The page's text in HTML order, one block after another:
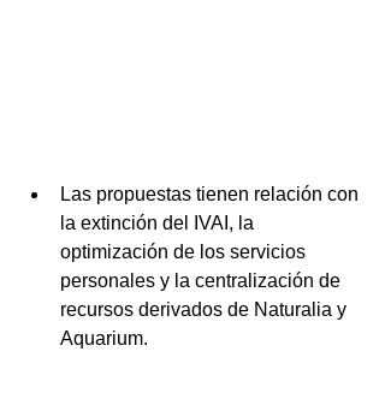
Las propuestas tienen relación con
la extinción del IVAI, la
optimización de los servicios
personales y la centralización de
recursos derivados de Naturalia y
Aquarium.